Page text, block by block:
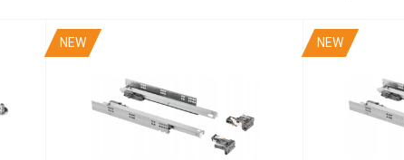
NEW NEW